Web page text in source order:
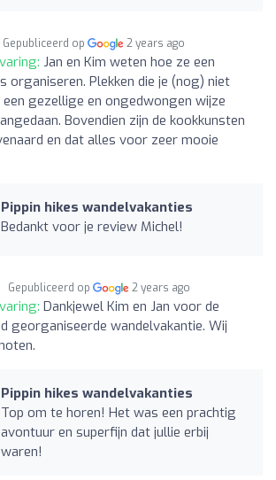
Gepubliceerd op 2 years ago
Jan en Kim weten hoe ze een
organiseren. Plekken die je (nog) niet
gezellige en ongedwongen wijze
Bovendien zijn de kookkunsten
en dat alles voor zeer mooie
Pippin hikes wandelvakanties
Bedankt voor je review Michel!
Gepubliceerd op 2 years ago
Dankjewel Kim en Jan voor de
georganiseerde wandelvakantie. Wij
Pippin hikes wandelvakanties
Top om te horen! Het was een prachtig
avontuur en superfijn dat jullie erbij
waren!